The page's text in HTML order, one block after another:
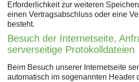
Erforderlichkeit zur weiteren
einen Vertragsabschluss oder eine
besteht.
Besuch der Internetseite,
serverseitige Protokolldateien
Beim Besuch unserer Internetseite
automatisch im sogenannten Header